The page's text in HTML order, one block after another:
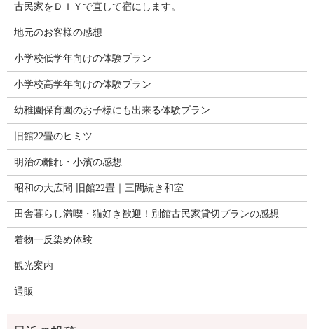
古民家をＤＩＹで直して宿にします。
地元のお客様の感想
小学校低学年向けの体験プラン
小学校高学年向けの体験プラン
幼稚園保育園のお子様にも出来る体験プラン
旧館22畳のヒミツ
明治の離れ・小濱の感想
昭和の大広間 旧館22畳｜三間続き和室
田舎暮らし満喫・猫好き歓迎！別館古民家貸切プランの感想
着物一反染め体験
観光案内
通販